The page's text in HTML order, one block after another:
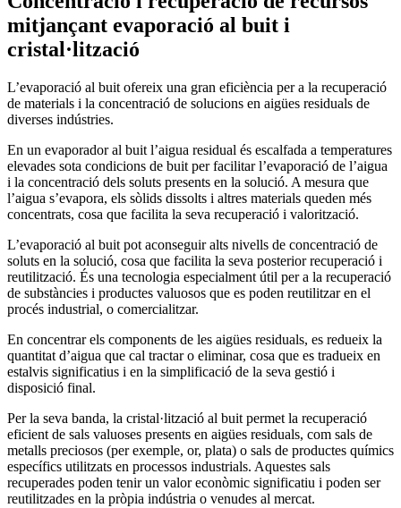
mitjançant evaporació al buit i
cristal·lització
L’evaporació al buit ofereix una gran eficiència per a la recuperació
de materials i la concentració de solucions en aigües residuals de
diverses indústries.
En un evaporador al buit l’aigua residual és escalfada a temperatures
elevades sota condicions de buit per facilitar l’evaporació de l’aigua
i la concentració dels soluts presents en la solució. A mesura que
l’aigua s’evapora, els sòlids dissolts i altres materials queden més
concentrats, cosa que facilita la seva recuperació i valorització.
L’evaporació al buit pot aconseguir alts nivells de concentració de
soluts en la solució, cosa que facilita la seva posterior recuperació i
reutilització. És una tecnologia especialment útil per a la recuperació
de substàncies i productes valuosos que es poden reutilitzar en el
procés industrial, o comercialitzar.
En concentrar els components de les aigües residuals, es redueix la
quantitat d’aigua que cal tractar o eliminar, cosa que es tradueix en
estalvis significatius i en la simplificació de la seva gestió i
disposició final.
Per la seva banda, la cristal·lització al buit permet la recuperació
eficient de sals valuoses presents en aigües residuals, com sals de
metalls preciosos (per exemple, or, plata) o sals de productes químics
específics utilitzats en processos industrials. Aquestes sals
recuperades poden tenir un valor econòmic significatiu i poden ser
reutilitzades en la pròpia indústria o venudes al mercat.